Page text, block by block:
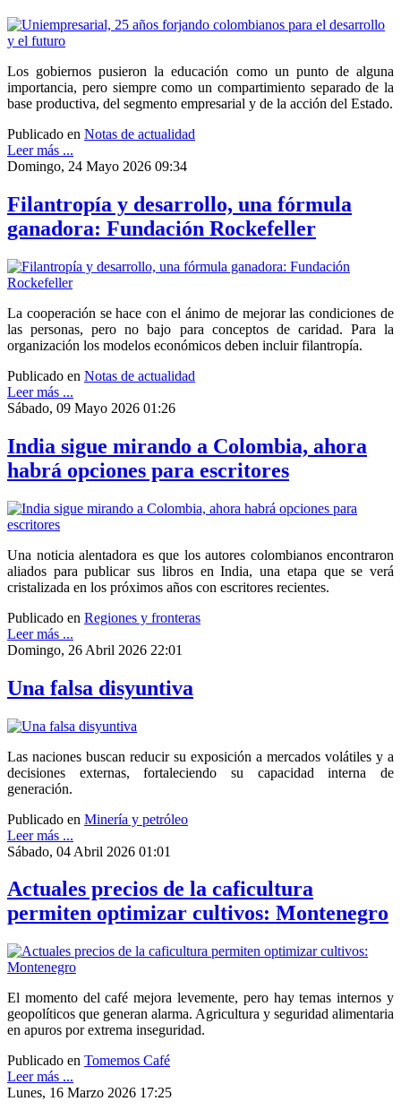
Los gobiernos pusieron la educación como un punto de alguna
importancia, pero siempre como un compartimiento separado de la
base productiva, del segmento empresarial y de la acción del Estado.
Publicado en Notas de actualidad
Leer más ...
Domingo, 24 Mayo 2026 09:34
Filantropía y desarrollo, una fórmula
ganadora: Fundación Rockefeller
La cooperación se hace con el ánimo de mejorar las condiciones de
las personas, pero no bajo para conceptos de caridad. Para la
organización los modelos económicos deben incluir filantropía.
Publicado en Notas de actualidad
Leer más ...
Sábado, 09 Mayo 2026 01:26
India sigue mirando a Colombia, ahora
habrá opciones para escritores
Una noticia alentadora es que los autores colombianos encontraron
aliados para publicar sus libros en India, una etapa que se verá
cristalizada en los próximos años con escritores recientes.
Publicado en Regiones y fronteras
Leer más ...
Domingo, 26 Abril 2026 22:01
Una falsa disyuntiva
Las naciones buscan reducir su exposición a mercados volátiles y a
decisiones externas, fortaleciendo su capacidad interna de
generación.
Publicado en Minería y petróleo
Leer más ...
Sábado, 04 Abril 2026 01:01
Actuales precios de la caficultura
permiten optimizar cultivos: Montenegro
El momento del café mejora levemente, pero hay temas internos y
geopolíticos que generan alarma. Agricultura y seguridad alimentaria
en apuros por extrema inseguridad.
Publicado en Tomemos Café
Leer más ...
Lunes, 16 Marzo 2026 17:25